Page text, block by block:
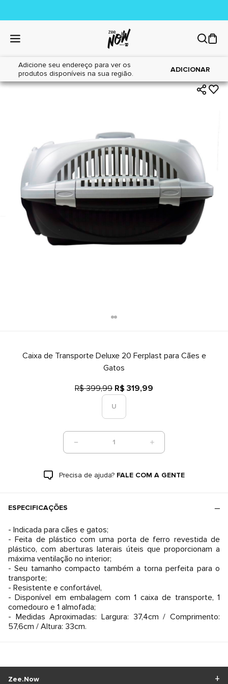
Adicione seu endereço para ver os
produtos disponíveis na sua região.
ADICIONAR
Home|Gatos|Acessórios
Caixa de Transporte Deluxe 20 Ferplast para Cães e
Gatos
R$ 399,99 R$ 319,99
U
1
Precisa de ajuda? FALE COM A GENTE
ESPECIFICAÇÕES
- Indicada para cães e gatos;
- Feita de plástico com uma porta de ferro revestida de
plástico, com aberturas laterais úteis que proporcionam a
máxima ventilação no interior;
- Seu tamanho compacto também a torna perfeita para o
transporte;
- Resistente e confortável,
- Disponível em embalagem com 1 caixa de transporte, 1
comedouro e 1 almofada;
- Medidas Aproximadas: Largura: 37,4cm / Comprimento:
57,6cm / Altura: 33cm.
Zee.Now